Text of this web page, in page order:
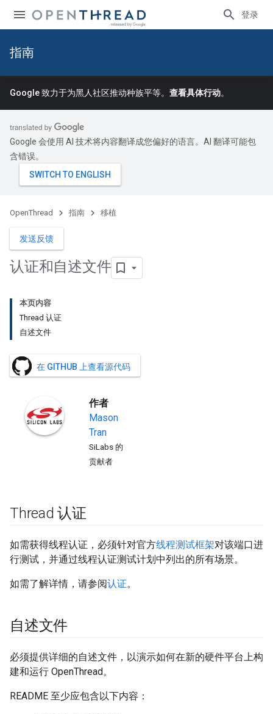
登录
指南
Google 致力于为黑人社区推动种族平等。 查看具体行动。
Google 会使用 AI 技术将内容翻译成您偏好的语言。AI 翻译可能包
含错误。
OpenThread 指南 移植
发送反馈
认证和自述文件
本页内容
Thread 认证
自述文件
在 GITHUB 上查看源代码
作者
Mason
Tran
SiLabs 的
贡献者
Thread 认证
如需获得线程认证，必须针对官方线程测试框架对该端口进
行测试，并通过线程认证测试计划中列出的所有场景。
如需了解详情，请参阅认证。
自述文件
必须提供详细的自述文件，以演示如何在新的硬件平台上构
建和运行 OpenThread。
README 至少应包含以下内容：